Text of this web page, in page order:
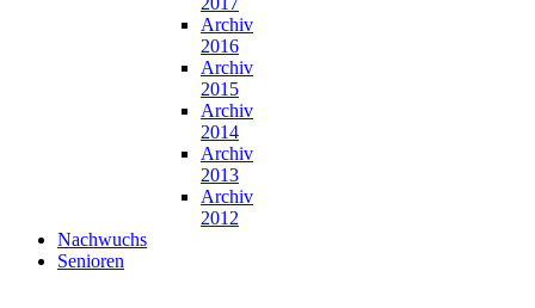
Archiv
2016
Archiv
2015
Archiv
2014
Archiv
2013
Archiv
2012
Nachwuchs
Senioren